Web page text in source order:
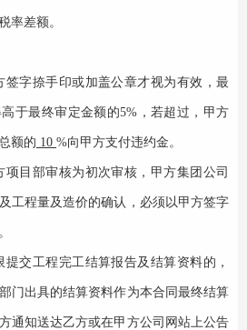
率差额。
签字捺手印或加盖公章才视为有效，最
于最终审定金额的5%，若超过，甲方
额的 10 %向甲方支付违约金。
项目部审核为初次审核，甲方集团公司
工程量及造价的确认，必须以甲方签字
交工程完工结算报告及结算资料的，
门出具的结算资料作为本合同最终结算
通知送达乙方或在甲方公司网站上公告